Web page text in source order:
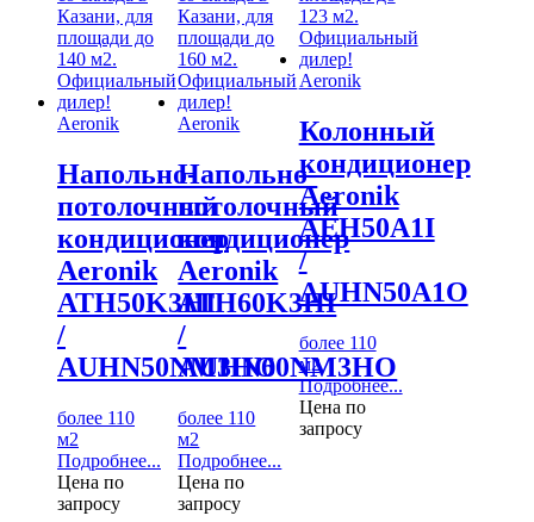
Aeronik
Напольно-
потолочный
кондиционер
Aeronik
ATH50K3HI
/
AUHN50NM3HO
более 110
м2
Подробнее...
Цена по
запросу
Aeronik
Напольно-
потолочный
кондиционер
Aeronik
ATH60K3HI
/
AUHN60NM3HO
более 110
м2
Подробнее...
Цена по
запросу
Aeronik
Колонный
кондиционер
Aeronik
AEH50A1I
/
AUHN50A1O
более 110
м2
Подробнее...
Цена по
запросу